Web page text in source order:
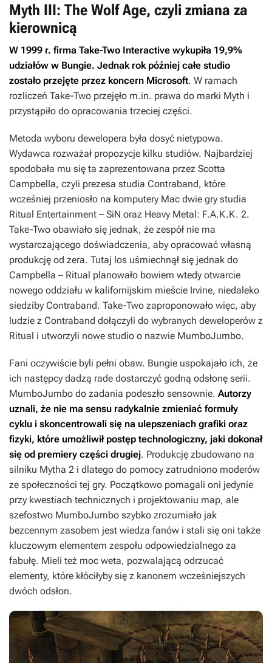
Myth III: The Wolf Age, czyli zmiana za
kierownicą
W 1999 r. firma Take-Two Interactive wykupiła 19,9%
udziałów w Bungie. Jednak rok później całe studio
zostało przejęte przez koncern Microsoft. W ramach
rozliczeń Take-Two przejęło m.in. prawa do marki Myth i
przystąpiło do opracowania trzeciej części.
Metoda wyboru dewelopera była dosyć nietypowa.
Wydawca rozważał propozycje kilku studiów. Najbardziej
spodobała mu się ta zaprezentowana przez Scotta
Campbella, czyli prezesa studia Contraband, które
wcześniej przeniosło na komputery Mac dwie gry studia
Ritual Entertainment – SiN oraz Heavy Metal: F.A.K.K. 2.
Take-Two obawiało się jednak, że zespół nie ma
wystarczającego doświadczenia, aby opracować własną
produkcję od zera. Tutaj los uśmiechnął się jednak do
Campbella – Ritual planowało bowiem wtedy otwarcie
nowego oddziału w kalifornijskim mieście Irvine, niedaleko
siedziby Contraband. Take-Two zaproponowało więc, aby
ludzie z Contraband dołączyli do wybranych deweloperów z
Ritual i utworzyli nowe studio o nazwie MumboJumbo.
Fani oczywiście byli pełni obaw. Bungie uspokajało ich, że
ich następcy dadzą rade dostarczyć godną odsłonę serii.
MumboJumbo do zadania podeszło sensownie. Autorzy
uznali, że nie ma sensu radykalnie zmieniać formuły
cyklu i skoncentrowali się na ulepszeniach grafiki oraz
fizyki, które umożliwił postęp technologiczny, jaki dokonał
się od premiery części drugiej. Produkcję zbudowano na
silniku Mytha 2 i dlatego do pomocy zatrudniono moderów
ze społeczności tej gry. Początkowo pomagali oni jedynie
przy kwestiach technicznych i projektowaniu map, ale
szefostwo MumboJumbo szybko zrozumiało jak
bezcennym zasobem jest wiedza fanów i stali się oni także
kluczowym elementem zespołu odpowiedzialnego za
fabułę. Mieli też moc weta, pozwalającą odrzucać
elementy, które kłóciłyby się z kanonem wcześniejszych
dwóch odsłon.